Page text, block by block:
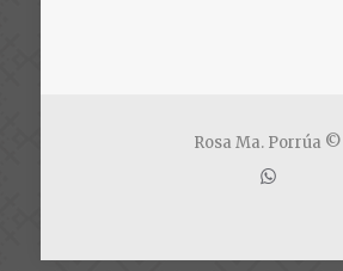
Rosa Ma. Porrúa ©